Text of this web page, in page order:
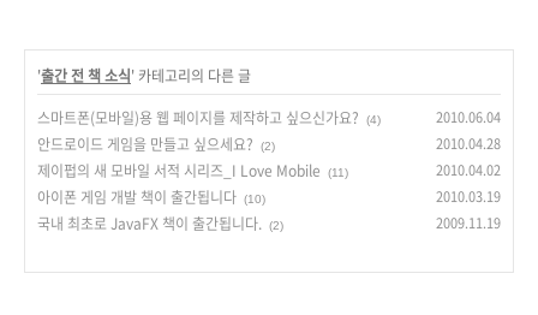
'출간 전 책 소식' 카테고리의 다른 글
스마트폰(모바일)용 웹 페이지를 제작하고 싶으신가요?
(4) 2010.06.04
안드로이드 게임을 만들고 싶으세요? (2) 2010.04.28
제이펍의 새 모바일 서적 시리즈_I Love Mobile (11) 2010.04.02
아이폰 게임 개발 책이 출간됩니다 (10) 2010.03.19
국내 최초로 JavaFX 책이 출간됩니다. (2) 2009.11.19